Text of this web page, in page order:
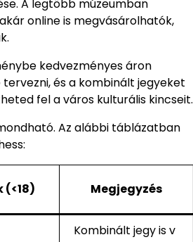
A legtöbb múzeumban
online is megvásárolhatók,
kedvezményes áron
és a kombinált jegyeket
fel a város kulturális kincseit.
Az alábbi táblázatban
(<18) Megjegyzés
Kombinált jegy is v